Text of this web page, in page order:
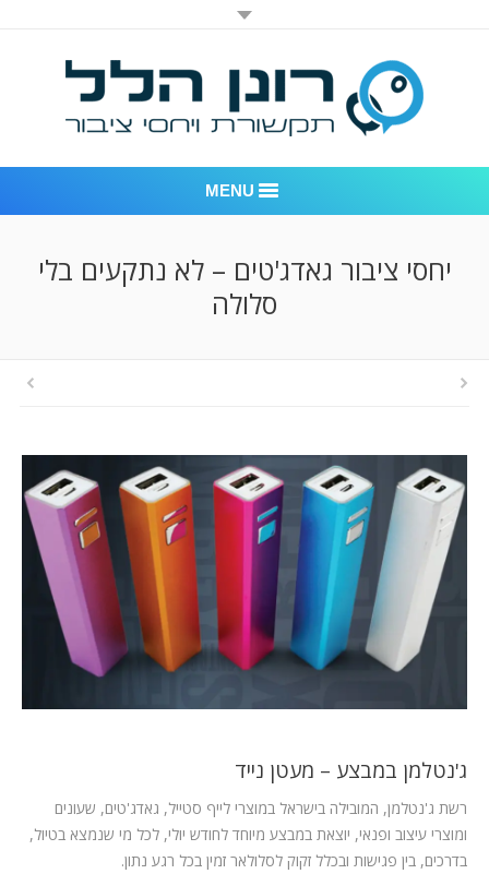
MENU
אודות החברה
המלצות
ניהול מוניטין
צור קשר
יחסי ציבור גאדג'טים – לא נתקעים בלי
סלולה
ג'נטלמן במבצע – מעטן נייד
רשת ג'נטלמן, המובילה בישראל במוצרי לייף סטייל, גאדג'טים, שעונים
ומוצרי עיצוב ופנאי, יוצאת במבצע מיוחד לחודש יולי, לכל מי שנמצא בטיול,
בדרכים, בין פגישות ובכלל זקוק לסלולאר זמין בכל רגע נתון.